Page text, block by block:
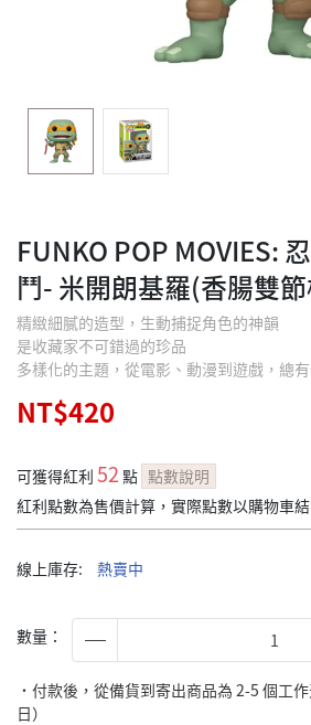
FUNKO POP MOVIES:
鬥- 米開朗基羅(香腸雙
精緻細膩的造型，生動捕捉角色的神韻
是收藏家不可錯過的珍品
多樣化的主題，從電影、動漫到遊戲，總
NT$420
可獲得紅利 52 點 點數說明
紅利點數為售價計算，實際點數以購物車
線上庫存: 熱賣中
數量：
˙付款後，從備貨到寄出商品為 2-5 個工
日）